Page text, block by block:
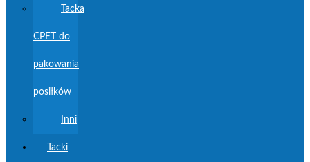
Tacka
CPET do
pakowania
posiłków
Inni
Tacki